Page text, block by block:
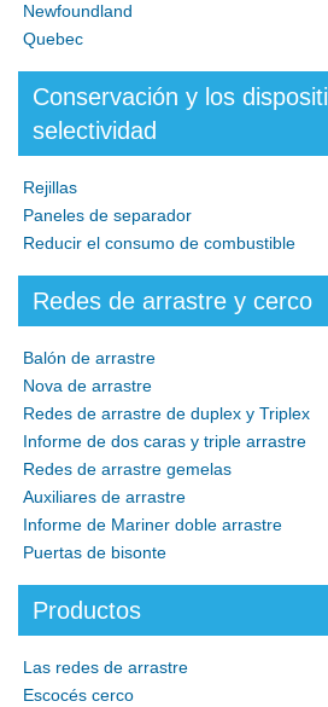
Newfoundland
Quebec
Conservación y los
selectividad
Rejillas
Paneles de separador
Reducir el consumo de combustible
Redes de arrastre y cerco
Balón de arrastre
Nova de arrastre
Redes de arrastre de duplex y Triplex
Informe de dos caras y triple arrastre
Redes de arrastre gemelas
Auxiliares de arrastre
Informe de Mariner doble arrastre
Puertas de bisonte
Productos
Las redes de arrastre
Escocés cerco